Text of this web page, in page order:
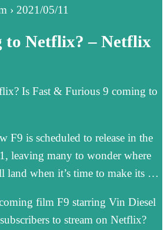
› 2021/05/11
to Netflix? – Netflix
Is Fast & Furious 9 coming to
is scheduled to release in the
leaving many to wonder where
land when it’s time to make its …
film F9 starring Vin Diesel
to stream on Netflix?